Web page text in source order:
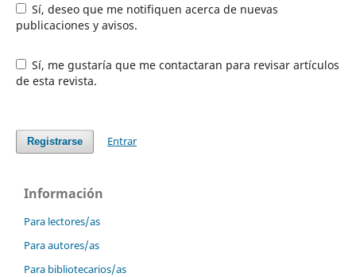
Sí, deseo que me notifiquen acerca de nuevas
publicaciones y avisos.
Sí, me gustaría que me contactaran para revisar artículos
de esta revista.
Registrarse Entrar
Información
Para lectores/as
Para autores/as
Para bibliotecarios/as